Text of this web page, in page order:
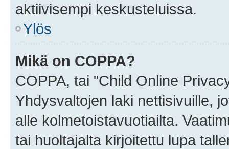
aktiivisempi keskusteluissa.
Ylös
Mikä on COPPA?
COPPA, tai "Child Online
Yhdysvaltojen laki nettisivuille,
alle kolmetoistavuotiailta.
tai huoltajalta kirjoitettu lupa